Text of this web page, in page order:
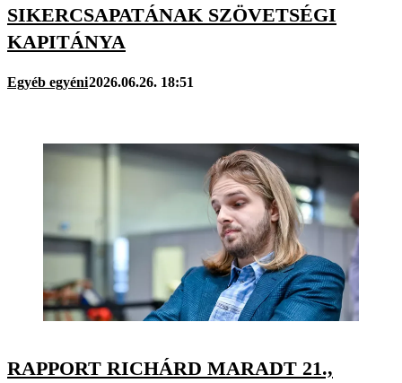
SIKERCSAPATÁNAK SZÖVETSÉGI
KAPITÁNYA
Egyéb egyéni2026.06.26. 18:51
RAPPORT RICHÁRD MARADT 21.,